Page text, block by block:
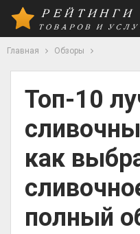
Главная Обзоры
Топ-10
как
полный